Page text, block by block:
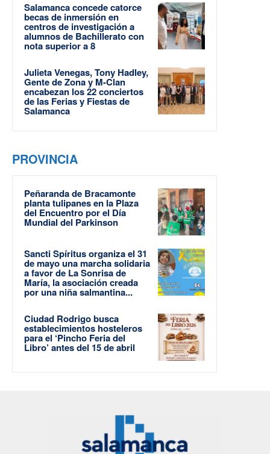
Salamanca concede catorce
becas de inmersión en
centros de investigación a
alumnos de Bachillerato con
nota superior a 8
Julieta Venegas, Tony Hadley,
Gente de Zona y M-Clan
encabezan los 22 conciertos
de las Ferias y Fiestas de
Salamanca
PROVINCIA
Peñaranda de Bracamonte
planta tulipanes en la Plaza
del Encuentro por el Día
Mundial del Parkinson
Sancti Spíritus organiza el 31
de mayo una marcha solidaria
a favor de La Sonrisa de
María, la asociación creada
por una niña salmantina...
Ciudad Rodrigo busca
establecimientos hosteleros
para el ‘Pincho Feria del
Libro’ antes del 15 de abril